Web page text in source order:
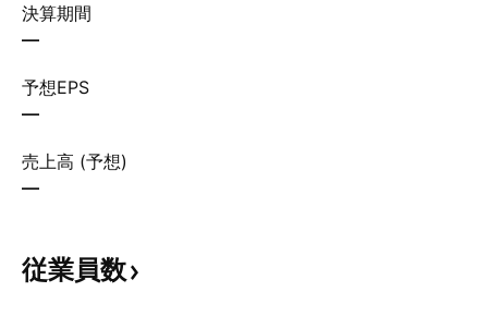
決算期間
—
予想EPS
—
売上高 (予想)
—
従業員数